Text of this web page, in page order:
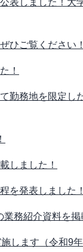
表しました！大
ひご覧ください！
！
勤務地を限定し
しました！
を発表しました！
務紹介資料を掲
します（令和9年